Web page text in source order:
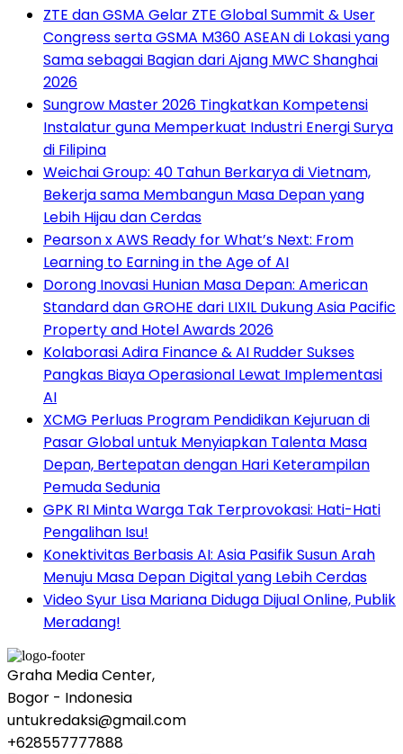
ZTE dan GSMA Gelar ZTE Global Summit & User
Congress serta GSMA M360 ASEAN di Lokasi yang
Sama sebagai Bagian dari Ajang MWC Shanghai
2026
Sungrow Master 2026 Tingkatkan Kompetensi
Instalatur guna Memperkuat Industri Energi Surya
di Filipina
Weichai Group: 40 Tahun Berkarya di Vietnam,
Bekerja sama Membangun Masa Depan yang
Lebih Hijau dan Cerdas
Pearson x AWS Ready for What’s Next: From
Learning to Earning in the Age of AI
Dorong Inovasi Hunian Masa Depan: American
Standard dan GROHE dari LIXIL Dukung Asia Pacific
Property and Hotel Awards 2026
Kolaborasi Adira Finance & AI Rudder Sukses
Pangkas Biaya Operasional Lewat Implementasi
AI
XCMG Perluas Program Pendidikan Kejuruan di
Pasar Global untuk Menyiapkan Talenta Masa
Depan, Bertepatan dengan Hari Keterampilan
Pemuda Sedunia
GPK RI Minta Warga Tak Terprovokasi: Hati-Hati
Pengalihan Isu!
Konektivitas Berbasis AI: Asia Pasifik Susun Arah
Menuju Masa Depan Digital yang Lebih Cerdas
Video Syur Lisa Mariana Diduga Dijual Online, Publik
Meradang!
Graha Media Center,
Bogor - Indonesia
untukredaksi@gmail.com
+628557777888